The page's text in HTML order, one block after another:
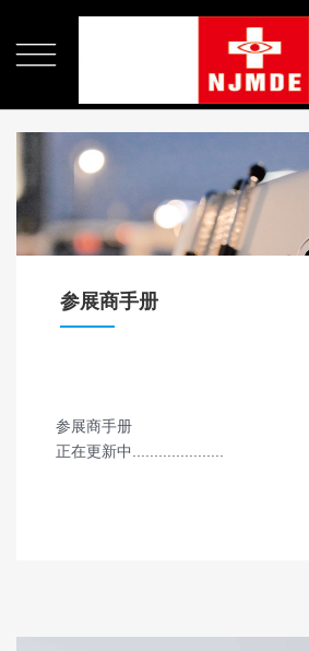

参展商手册
参展商手册
正在更新中.....................